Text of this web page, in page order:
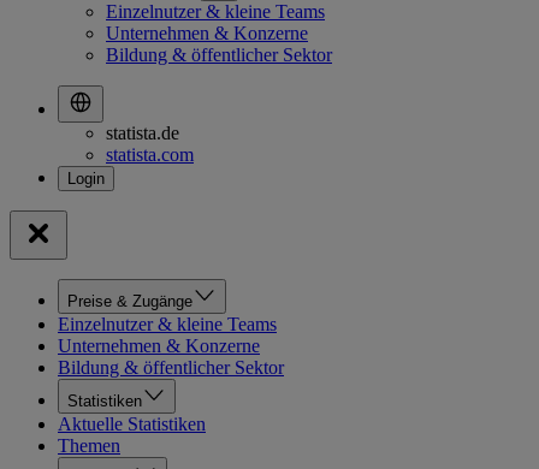
Einzelnutzer & kleine Teams
Unternehmen & Konzerne
Bildung & öffentlicher Sektor
statista.de
statista.com
Preise & Zugänge
Einzelnutzer & kleine Teams
Unternehmen & Konzerne
Bildung & öffentlicher Sektor
Statistiken
Aktuelle Statistiken
Themen